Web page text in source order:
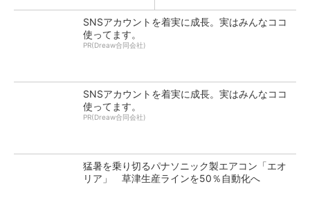
SNSアカウントを着実に成長。実はみんなココ
使ってます。
PR(Dreaw合同会社)
SNSアカウントを着実に成長。実はみんなココ
使ってます。
PR(Dreaw合同会社)
猛暑を乗り切るパナソニック製エアコン「エオ
リア」 草津生産ラインを50％自動化へ